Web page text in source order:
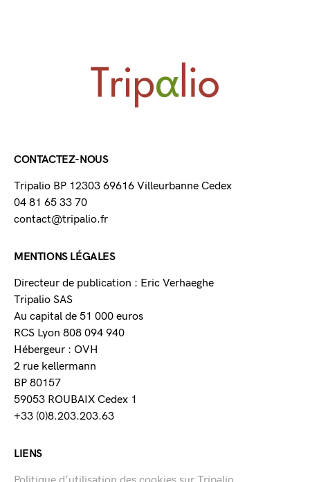
CONTACTEZ-NOUS
Tripalio BP 12303 69616 Villeurbanne Cedex
04 81 65 33 70
contact@tripalio.fr
MENTIONS LÉGALES
Directeur de publication : Eric Verhaeghe
Tripalio SAS
Au capital de 51 000 euros
RCS Lyon 808 094 940
Hébergeur : OVH
2 rue kellermann
BP 80157
59053 ROUBAIX Cedex 1
+33 (0)8.203.203.63
LIENS